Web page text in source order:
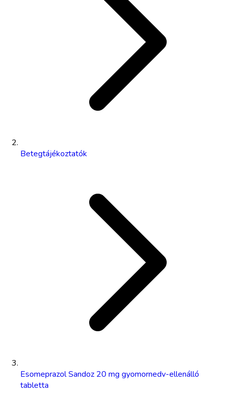
Betegtájékoztatók
Esomeprazol Sandoz 20 mg gyomornedv-ellenálló
tabletta